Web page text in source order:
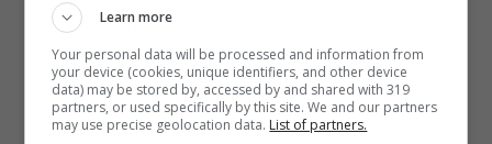
Learn more
Your personal data will be processed and information from
your device (cookies, unique identifiers, and other device
data) may be stored by, accessed by and shared with 319
partners, or used specifically by this site. We and our partners
may use precise geolocation data. List of partners.